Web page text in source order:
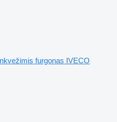
furgonas IVECO